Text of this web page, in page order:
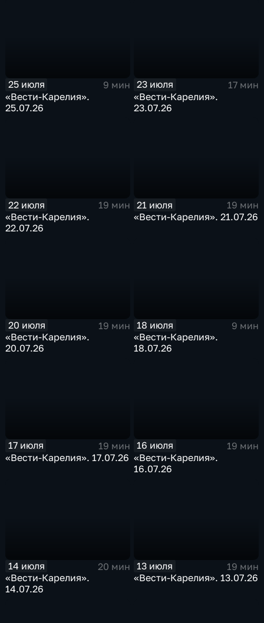
25 июля
9 мин
«Вести-Карелия».
25.07.26
23 июля
17 мин
«Вести-Карелия».
23.07.26
22 июля
19 мин
«Вести-Карелия».
22.07.26
21 июля
19 мин
«Вести-Карелия». 21.07.26
20 июля
19 мин
«Вести-Карелия».
20.07.26
18 июля
9 мин
«Вести-Карелия».
18.07.26
17 июля
19 мин
«Вести-Карелия». 17.07.26
16 июля
19 мин
«Вести-Карелия».
16.07.26
14 июля
20 мин
«Вести-Карелия».
14.07.26
13 июля
19 мин
«Вести-Карелия». 13.07.26